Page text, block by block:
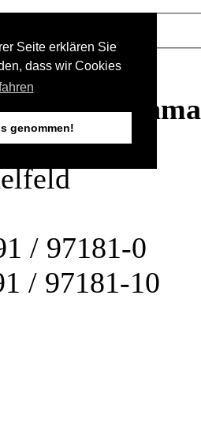
Seite erklären Sie
dass wir Cookies
genommen!
/ 97181-0
/ 97181-10